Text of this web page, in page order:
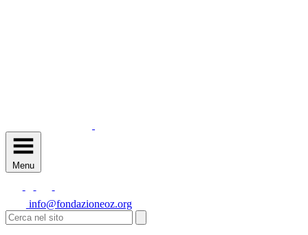
Menu
info@fondazioneoz.org